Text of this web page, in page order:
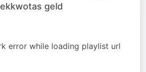
geld
error while loading playlist url